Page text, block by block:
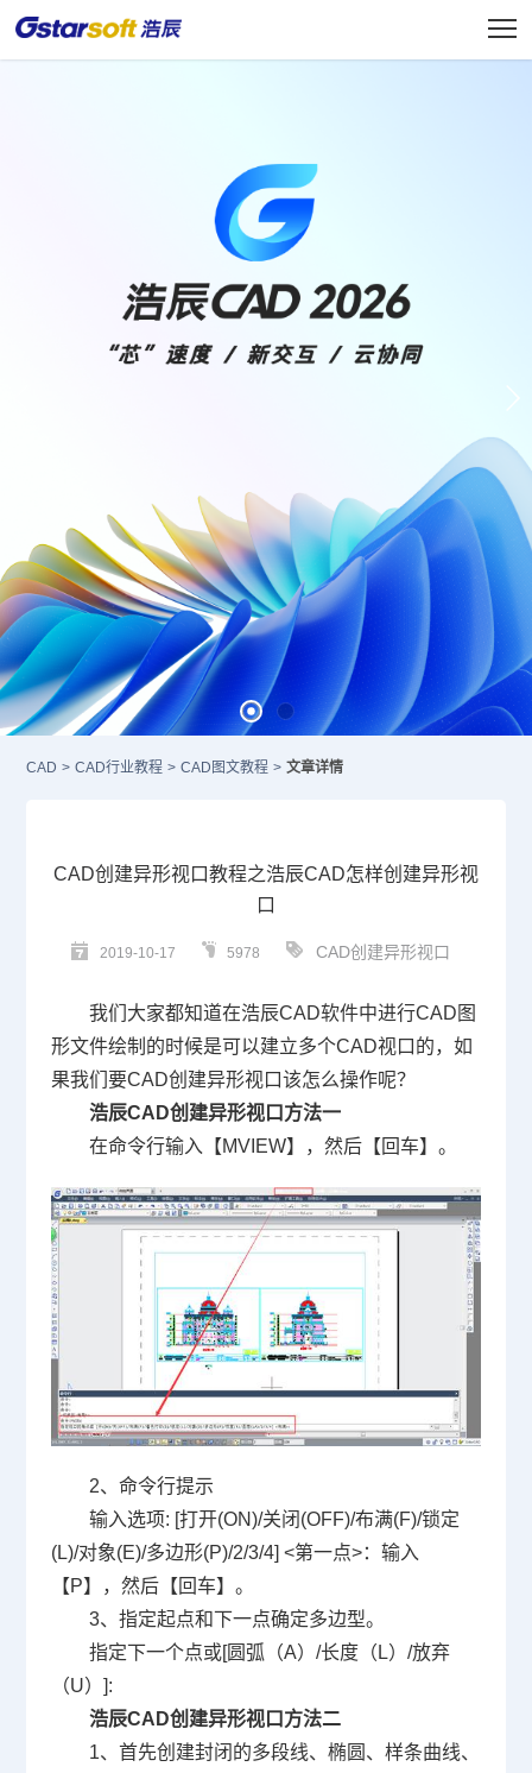
CAD > CAD行业教程 > CAD图文教程 > 文章详情
CAD创建异形视口教程之浩辰CAD怎样创建异形视
口
2019-10-17 5978 CAD创建异形视口
我们大家都知道在浩辰CAD软件中进行CAD 图
形文件绘制的时候是可以建立多个CAD视口的，如
果我们要CAD创建异形视口该怎么操作呢？
浩辰CAD创建异形视口方法一
在命令行输入【 MVIEW】，然后【回车】。
2、命令行提示
输入选项: [打开(ON)/关闭 (OFF)/布满(F)/锁定
(L)/对象(E)/多边形(P)/2/3/4] <第一点>：输入
【P】，然后【回车】。
3、指定起点和下一点确定多边型。
指定下一个点或[圆弧（A） /长度（ L） /放弃
（U） ]:
浩辰CAD创建异形视口方法二
1、首先创建封闭的多段线、椭圆、样条曲线、